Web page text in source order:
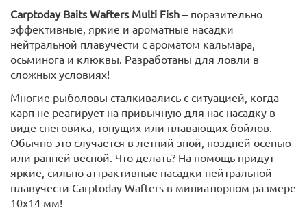
Carptoday Baits Wafters Multi Fish – поразительно
эффективные, яркие и ароматные насадки
нейтральной плавучести c ароматом кальмара,
осьминога и клюквы. Разработаны для ловли в
сложных условиях!
Многие рыболовы сталкивались с ситуацией, когда
карп не реагирует на привычную для нас насадку в
виде снеговика, тонущих или плавающих бойлов.
Обычно это случается в летний зной, поздней осенью
или ранней весной. Что делать? На помощь придут
яркие, сильно аттрактивные насадки нейтральной
плавучести Carptoday Wafters в миниатюрном размере
10х14 мм!